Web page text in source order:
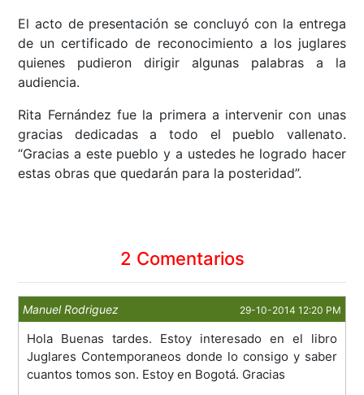
El acto de presentación se concluyó con la entrega
de un certificado de reconocimiento a los juglares
quienes pudieron dirigir algunas palabras a la
audiencia.
Rita Fernández fue la primera a intervenir con unas
gracias dedicadas a todo el pueblo vallenato.
“Gracias a este pueblo y a ustedes he logrado hacer
estas obras que quedarán para la posteridad”.
2 Comentarios
Manuel Rodriguez 29-10-2014 12:20 PM
Hola Buenas tardes. Estoy interesado en el libro
Juglares Contemporaneos donde lo consigo y saber
cuantos tomos son. Estoy en Bogotá. Gracias